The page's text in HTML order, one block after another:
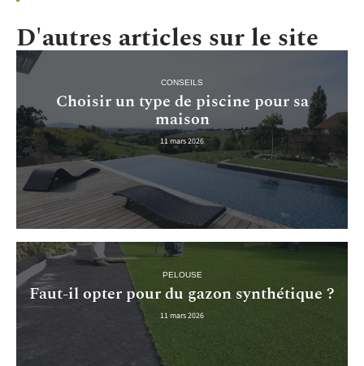
D'autres articles sur le site
CONSEILS
Choisir un type de piscine pour sa
maison
11 mars 2026
PELOUSE
Faut-il opter pour du gazon synthétique ?
11 mars 2026